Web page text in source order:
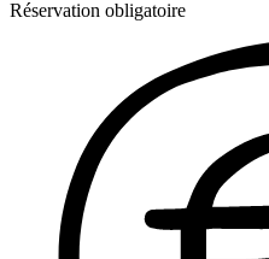
Réservation obligatoire